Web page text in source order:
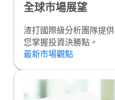
全球市場展望
渣打國際級分析團隊提
您掌握投資決勝點。
最新市場觀點